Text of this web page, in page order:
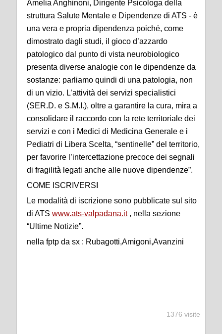
Amelia Anghinoni, Dirigente Psicologa della
struttura Salute Mentale e Dipendenze di ATS - è
una vera e propria dipendenza poiché, come
dimostrato dagli studi, il gioco d’azzardo
patologico dal punto di vista neurobiologico
presenta diverse analogie con le dipendenze da
sostanze: parliamo quindi di una patologia, non
di un vizio. L’attività dei servizi specialistici
(SER.D. e S.M.I.), oltre a garantire la cura, mira a
consolidare il raccordo con la rete territoriale dei
servizi e con i Medici di Medicina Generale e i
Pediatri di Libera Scelta, “sentinelle” del territorio,
per favorire l’intercettazione precoce dei segnali
di fragilità legati anche alle nuove dipendenze”.
COME ISCRIVERSI
Le modalità di iscrizione sono pubblicate sul sito
di ATS www.ats-valpadana.it, nella sezione
“Ultime Notizie”.
nella fptp da sx : Rubagotti,Amigoni,Avanzini
1376 visite